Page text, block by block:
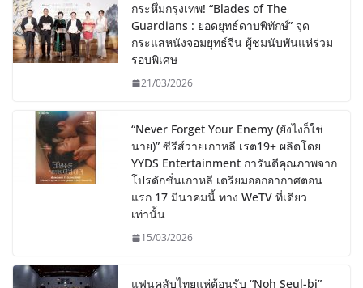
กระหึ่มกรุงเทพ! “Blades of The
Guardians : ยอดยุทธ์ดาบพิทักษ์” จุด
กระแสหนังจอมยุทธ์จีน ผู้ชมนับพันแห่ร่วม
รอบพิเศษ
21/03/2026
“Never Forget Your Enemy (ยังไงก็ใช่
นาย)” ซีรีส์วายเกาหลี เรต19+ ผลิตโดย
YYDS Entertainment การันตีคุณภาพจาก
โปรดักชั่นเกาหลี เตรียมออกอากาศตอน
แรก 17 มีนาคมนี้ ทาง WeTV ที่เดียว
เท่านั้น
15/03/2026
แฟนคลับไทยแห่ต้อนรับ “Noh Seul-bi”